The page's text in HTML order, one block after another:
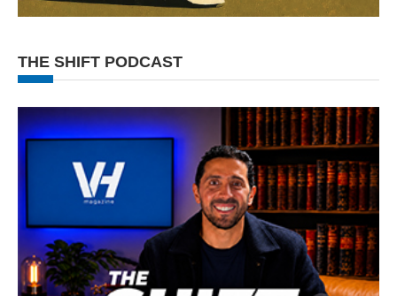
THE SHIFT PODCAST